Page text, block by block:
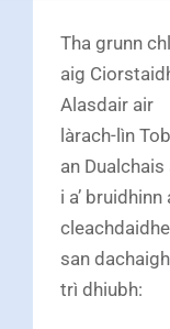
Tha grunn
aig
Alasdair air
làrach-lìn
an Dualchais
i a’ bruidhinn
san
trì dhiubh: